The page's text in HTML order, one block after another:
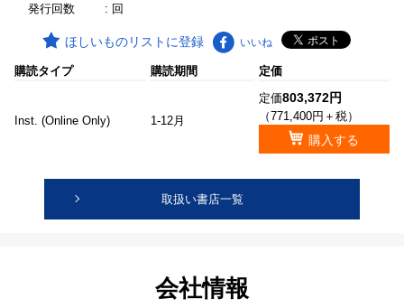
発行回数
: 回
ほしいものリストに登録 いいね
購読タイプ 購読期間 定価
Inst. (Online Only) 1-12月
定価803,372円
（771,400円＋税）
購入する
取扱い書店一覧
会社情報